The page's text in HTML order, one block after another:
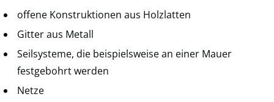
offene Konstruktionen aus Holzlatten
Gitter aus Metall
Seilsysteme, die beispielsweise an einer Mauer
festgebohrt werden
Netze